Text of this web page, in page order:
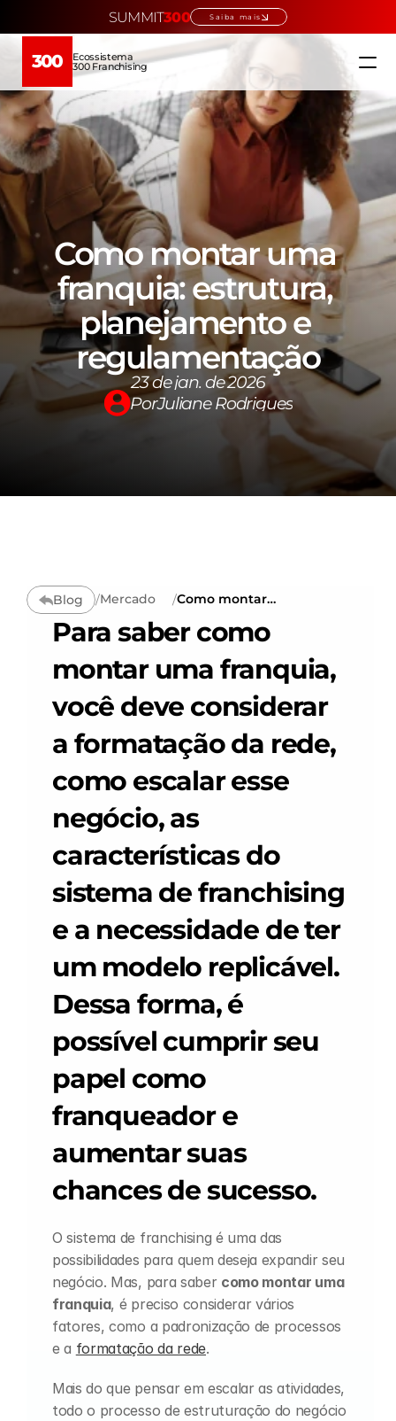
300 Ecossistema
300 Franchising
Changelog
Pricing
Home
Ecossistema
Quem somos
Verticais →
Conteúdos →
Escolha sua franquia
Educação →
COMMUNITY
Events
Experts
About
Como montar uma
franquia: estrutura,
planejamento e
regulamentação
23 de jan. de 2026
PorJuliane Rodrigues
Blog /Mercado /Como montar
estrutura,
planejamento e
regulamentação
Para saber como
montar uma franquia,
você deve considerar
a formatação da rede,
como escalar esse
negócio, as
características do
sistema de franchising
e a necessidade de ter
um modelo replicável.
Dessa forma, é
possível cumprir seu
papel como
franqueador e
aumentar suas
chances de sucesso.
O sistema de franchising é uma das
possibilidades para quem deseja expandir seu
negócio. Mas, para saber como montar uma
franquia, é preciso considerar vários
fatores, como a padronização de processos
e a formatação da rede.
Mais do que pensar em escalar as atividades,
todo o processo de estruturação do negócio
SUMMIT300 Saiba mais